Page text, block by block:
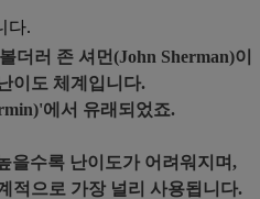
다.
더러 존 셔먼(John Sherman)이
이도 체계입니다.
에서 유래되었죠.
을수록 난이도가 어려워지며,
적으로 가장 널리 사용됩니다.